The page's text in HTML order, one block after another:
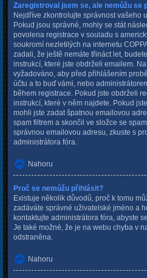
Zaregistroval jsem se, ale nemůžu se
Nejdříve zkontrolujte správnost vašeho
Pokud jsou správné, mohly se stát
povolena registrace v souladu s
soukromí nezletilých na internetu
zadali, že ještě nemáte třináct let,
instrukcí, které jste obdrželi emailem.
vyžadováno, aby před přihlášením
účtu a to buď vámi, nebo
během registrace. Pokud jste obdrželi
instrukcí, které v něm najdete. Pokud
mohli jste zadat špatnou emailovou
spam filtrem a skončil ve složce se
správnou emailovou adresu, zkuste s
administrátora fóra.
Nahoru
Proč se nemůžu přihlásit?
Existuje několik důvodů, proč k tomu
zadáváte správné uživatelské jméno a
kontaktujte administrátora fóra, abyste
Je také možné, že je na webu chyba v
odstraněna.
Nahoru